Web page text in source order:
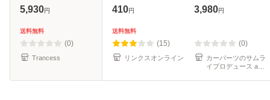
モモ サポートクッ
ポート
5,930円
送料無料
(0)
Trancess
アップ アクセサリ
トヨタ マツダ ダイ
ハツ スバル レクサ
ス
410円
送料無料
(15)
リンクスオンライン
ソールボックスト
2026年7月マイナ
ーチェンジ後対応
3,980円
(0)
カーパーツのサムラ
イプロデュース au